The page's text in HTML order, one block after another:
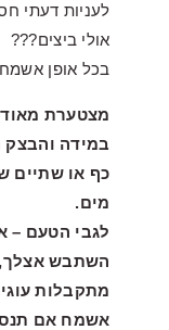
לעניות דעתי
אולי ביצים???
בכל אופן
מצטערת
במידה והבצק
כף או שתיים
מים.
לגבי הטעם –
השתבש אצלך,
מתקבלות
אשמח אם